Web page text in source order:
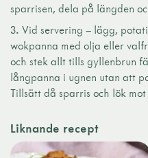
sparrisen, dela på längden
Vid servering – lägg,
wokpanna med olja eller
och stek allt tills gyllenbrun
långpanna i ugnen utan att
Tillsätt då sparris och lök
Liknande recept